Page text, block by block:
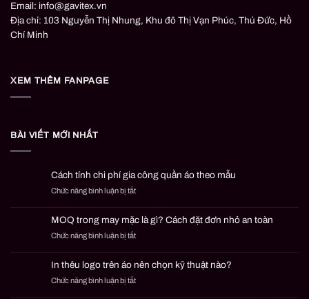
Email: info@gavitex.vn
Địa chỉ: 103 Nguyễn Thị Nhung, Khu đô Thị Vạn Phúc, Thủ Đức, Hồ
Chí Minh
XEM THÊM FANPAGE
BÀI VIẾT MỚI NHẤT
Cách tính chi phí gia công quần áo theo mẫu
Chức năng bình luận bị tắt
chi
công
MOQ trong may mặc là gì? Cách đặt đơn nhỏ an toàn
Chức năng bình luận bị tắt
may
In thêu logo trên áo nên chọn kỹ thuật nào?
Chức năng bình luận bị tắt